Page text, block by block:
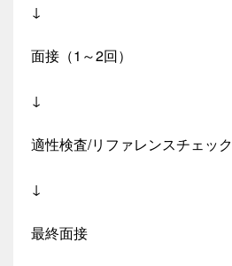
↓
面接（1～2回）
↓
適性検査/リファレンスチェック
↓
最終面接